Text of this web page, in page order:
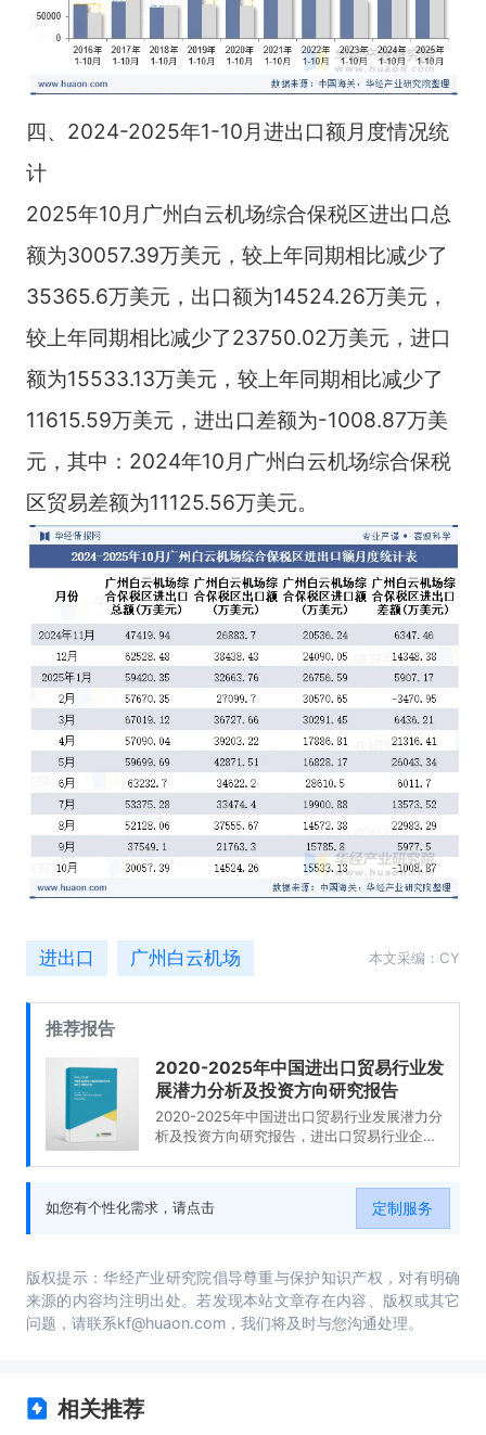
四、2024-2025年1-10月进出口额月度情况统
计
2025年10月广州白云机场综合保税区进出口总
额为30057.39万美元，较上年同期相比减少了
35365.6万美元，出口额为14524.26万美元，
较上年同期相比减少了23750.02万美元，进口
额为15533.13万美元，较上年同期相比减少了
11615.59万美元，进出口差额为-1008.87万美
元，其中：2024年10月广州白云机场综合保税
区贸易差额为11125.56万美元。
进出口 广州白云机场 本文采编：CY
推荐报告
2020-2025年中国进出口贸易行业发
展潜力分析及投资方向研究报告
2020-2025年中国进出口贸易行业发展潜力分
析及投资方向研究报告，进出口贸易行业企业
易行业投资风险与营销分析，2020-2025年中
国进出口贸易行业发展战略及规划建议。
如您有个性化需求，请点击 定制服务
版权提示：华经产业研究院倡导尊重与保护知识产权，对有明确
来源的内容均注明出处。若发现本站文章存在内容、版权或其它
问题，请联系kf@huaon.com，我们将及时与您沟通处理。
相关推荐